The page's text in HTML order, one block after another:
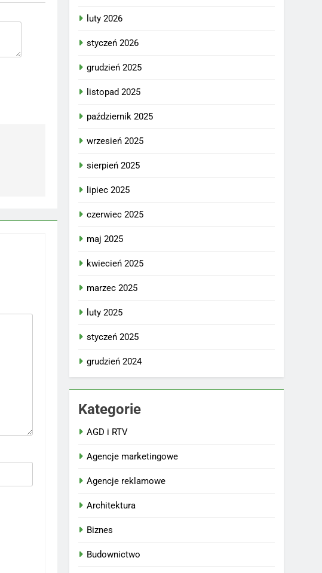
luty 2026
styczeń 2026
grudzień 2025
listopad 2025
październik 2025
wrzesień 2025
sierpień 2025
lipiec 2025
czerwiec 2025
maj 2025
kwiecień 2025
marzec 2025
luty 2025
styczeń 2025
grudzień 2024
Kategorie
AGD i RTV
Agencje marketingowe
Agencje reklamowe
Architektura
Biznes
Budownictwo